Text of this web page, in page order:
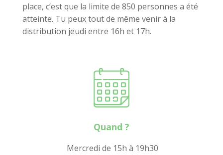
place, c’est que la limite de 850 personnes a été
atteinte. Tu peux tout de même venir à la
distribution jeudi entre 16h et 17h.
Quand ?
Mercredi de 15h à 19h30